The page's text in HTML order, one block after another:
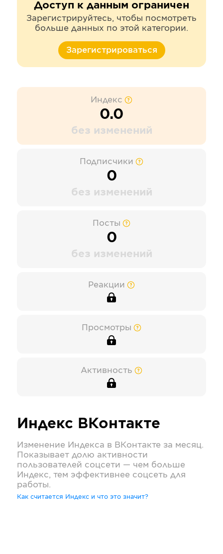
Доступ к данным ограничен
Зарегистрируйтесь, чтобы посмотреть
больше данных по этой категории.
Зарегистрироваться
Индекс
0.0
без изменений
Подписчики
0
без изменений
Посты
0
без изменений
Реакции
Просмотры
Активность
Индекс ВКонтакте
Изменение Индекса в ВКонтакте за месяц.
Показывает долю активности
пользователей соцсети — чем больше
Индекс, тем эффективнее соцсеть для
работы.
Как считается Индекс и что это значит?